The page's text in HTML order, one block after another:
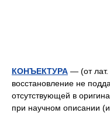
КОНЪЕКТУРА — (от лат.
восстановление не
отсутствующей в
при научном описании